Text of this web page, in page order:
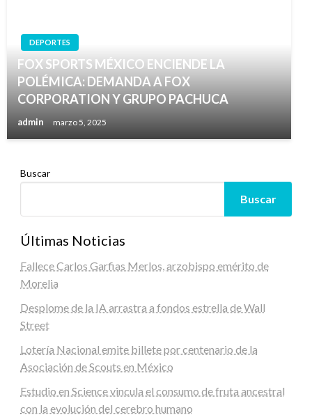
DEPORTES
FOX SPORTS MÉXICO ENCIENDE LA
POLÉMICA: DEMANDA A FOX
CORPORATION Y GRUPO PACHUCA
admin marzo 5, 2025
Buscar
Buscar
Últimas Noticias
Fallece Carlos Garfias Merlos, arzobispo emérito de
Morelia
Desplome de la IA arrastra a fondos estrella de Wall
Street
Lotería Nacional emite billete por centenario de la
Asociación de Scouts en México
Estudio en Science vincula el consumo de fruta ancestral
con la evolución del cerebro humano